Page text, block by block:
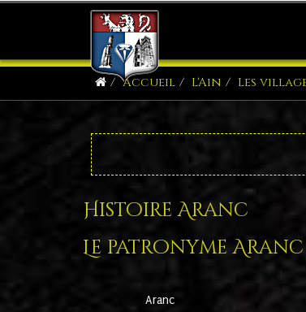
Accueil L'Ain Les
Histoire Aranc
Le patronyme
Aranc